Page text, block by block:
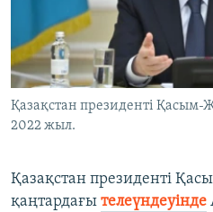
Басқа тілдерде
Қазақстан президенті Қасым-
2022 жыл.
Қазақстан президенті
қаңтардағы телеүндеуінде